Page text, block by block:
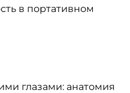
в портативном
глазами: анатомия